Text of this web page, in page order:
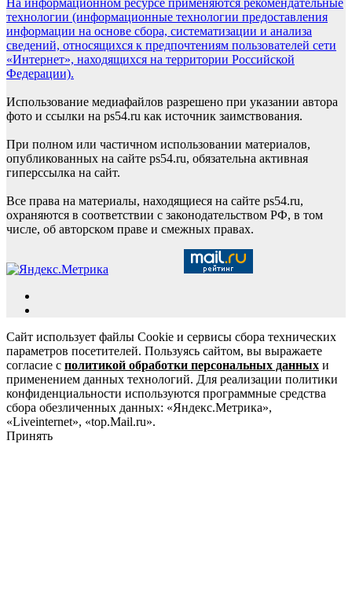
На информационном ресурсе применяются рекомендательные
технологии (информационные технологии предоставления
информации на основе сбора, систематизации и анализа
сведений, относящихся к предпочтениям пользователей сети
«Интернет», находящихся на территории Российской
Федерации).
Использование медиафайлов разрешено при указании автора
фото и ссылки на ps54.ru как источник заимствования.
При полном или частичном использовании материалов,
опубликованных на сайте ps54.ru, обязательна активная
гиперссылка на сайт.
Все права на материалы, находящиеся на сайте ps54.ru,
охраняются в соответствии с законодательством РФ, в том
числе, об авторском праве и смежных правах.
Сайт использует файлы Cookie и сервисы сбора технических
параметров посетителей. Пользуясь сайтом, вы выражаете
согласие с политикой обработки персональных данных и
применением данных технологий. Для реализации политики
конфиденциальности используются программные средства
сбора обезличенных данных: «Яндекс.Метрика»,
«Liveinternet», «top.Mail.ru».
Принять